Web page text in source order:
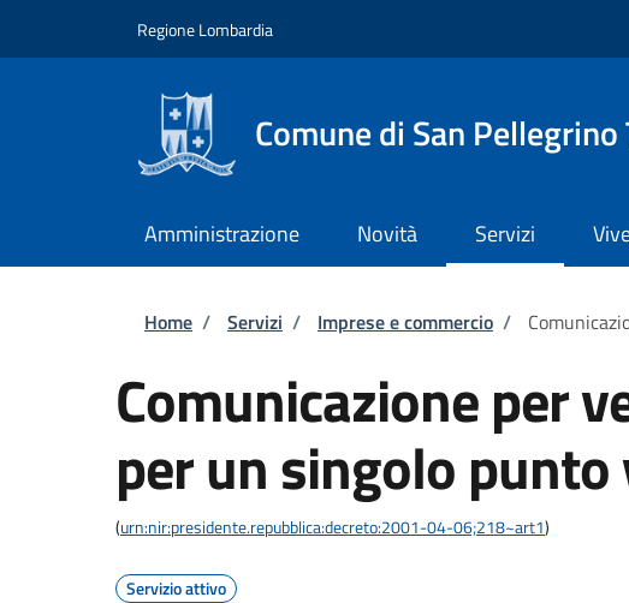
Regione Lombardia
Comune di San Pellegrino
Amministrazione Novità Servizi
Briciole di pane
Home / Servizi / Imprese e commercio /
Comunicazione per
per un singolo
(urn:nir:presidente.repubblica:decreto:2001-04-06;218~art1)
Servizio attivo